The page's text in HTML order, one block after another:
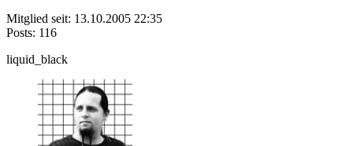
Mitglied seit: 13.10.2005 22:35
Posts: 116
liquid_black